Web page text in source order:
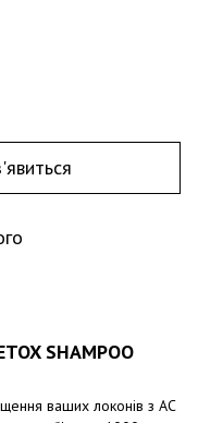
SHAMPOO
ваших локонів з AC